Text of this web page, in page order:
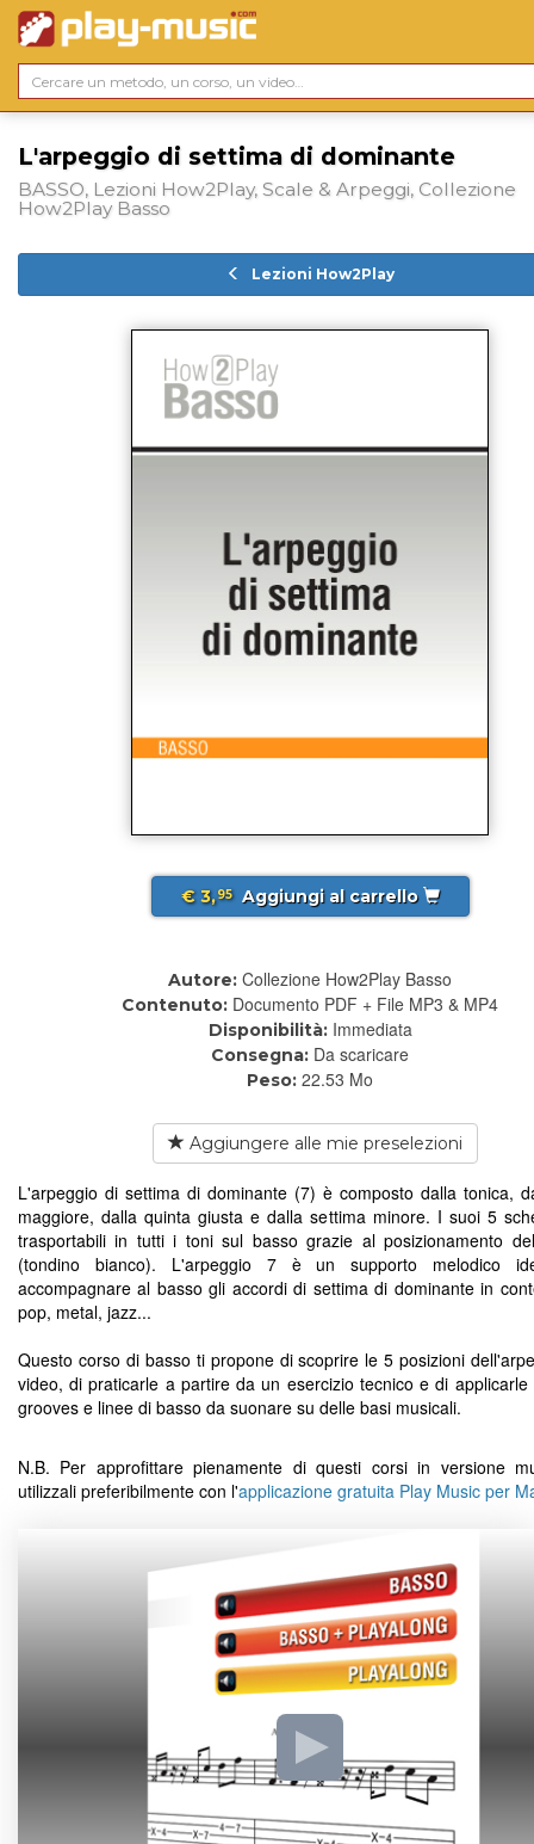
L'arpeggio di settima di dominante
BASSO, Lezioni How2Play, Scale & Arpeggi, Collezione
How2Play Basso
Lezioni How2Play
€ 3,95 Aggiungi al carrello
Autore: Collezione How2Play Basso
Contenuto: Documento PDF + File MP3 & MP4
Disponibilità: Immediata
Consegna: Da scaricare
Peso: 22.53 Mo
Aggiungere alle mie preselezioni
L'arpeggio di settima di dominante (7) è composto dalla tonica,
maggiore, dalla quinta giusta e dalla settima minore. I suoi 5
trasportabili in tutti i toni sul basso grazie al posizionamento
(tondino bianco). L'arpeggio 7 è un supporto melodico
accompagnare al basso gli accordi di settima di dominante in
pop, metal, jazz...
Questo corso di basso ti propone di scoprire le 5 posizioni
video, di praticarle a partire da un esercizio tecnico e di applicarle
grooves e linee di basso da suonare su delle basi musicali.
N.B. Per approfittare pienamente di questi corsi in versione
utilizzali preferibilmente con l'applicazione gratuita Play Music per